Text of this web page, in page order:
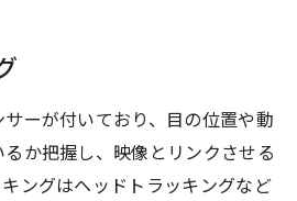
ーが付いており、目の位置や動
か把握し、映像とリンクさせる
ングはヘッドトラッキングなど